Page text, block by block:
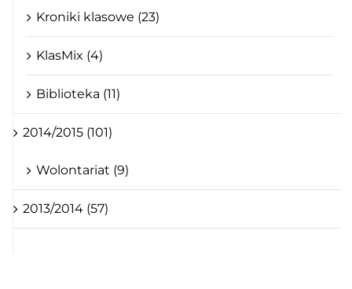
Kroniki klasowe (23)
KlasMix (4)
Biblioteka (11)
2014/2015 (101)
Wolontariat (9)
2013/2014 (57)